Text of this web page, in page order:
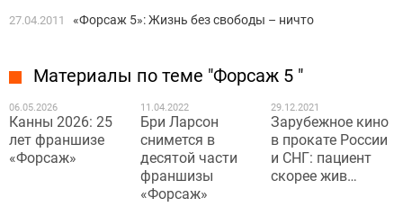
27.04.2011 «Форсаж 5»: Жизнь без свободы – ничто
Материалы по теме "Форсаж 5 "
06.05.2026
Канны 2026: 25
лет франшизе
«Форсаж»
11.04.2022
Бри Ларсон
снимется в
десятой части
франшизы
«Форсаж»
29.12.2021
Зарубежное кино
в прокате России
и СНГ: пациент
скорее жив…